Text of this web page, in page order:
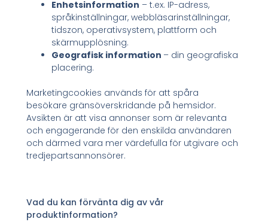
Enhetsinformation – t.ex. IP-adress,
språkinställningar, webbläsarinställningar,
tidszon, operativsystem, plattform och
skärmupplösning.
Geografisk information – din geografiska
placering.
Marketingcookies används för att spåra
besökare gränsöverskridande på hemsidor.
Avsikten är att visa annonser som är relevanta
och engagerande för den enskilda användaren
och därmed vara mer värdefulla för utgivare och
tredjepartsannonsörer.
Vad du kan förvänta dig av vår
produktinformation?